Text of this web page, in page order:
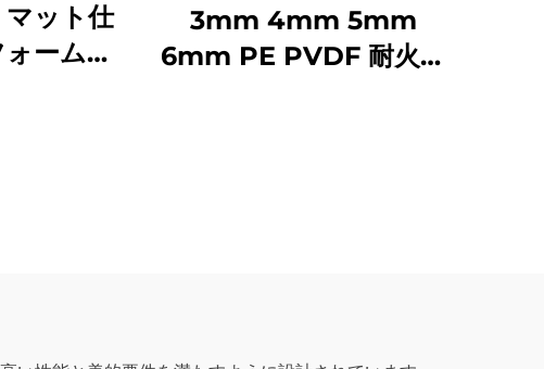
ット仕
ームフ
3mm 4mm 5mm
6mm PE PVDF 耐火性